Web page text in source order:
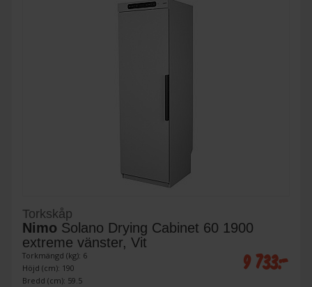
Torkskåp
Nimo Solano Drying Cabinet 60 1900
extreme vänster, Vit
Torkmängd (kg): 6
Höjd (cm): 190
Bredd (cm): 59.5
9 733:-